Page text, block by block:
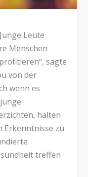
Leute
Menschen
sagte
von der
wenn es
halten
Erkenntnisse zu
treffen